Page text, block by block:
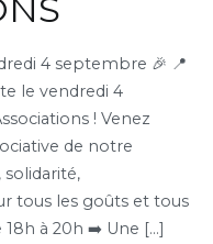
4 septembre 🎉 📍
le vendredi 4
! Venez
de notre
tous les goûts et tous
18h à 20h ➡️ Une […]